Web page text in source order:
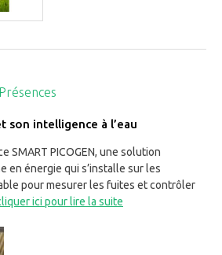
son intelligence à l’eau
SMART PICOGEN, une solution
en énergie qui s’installe sur les
pour mesurer les fuites et contrôler
ici pour lire la suite